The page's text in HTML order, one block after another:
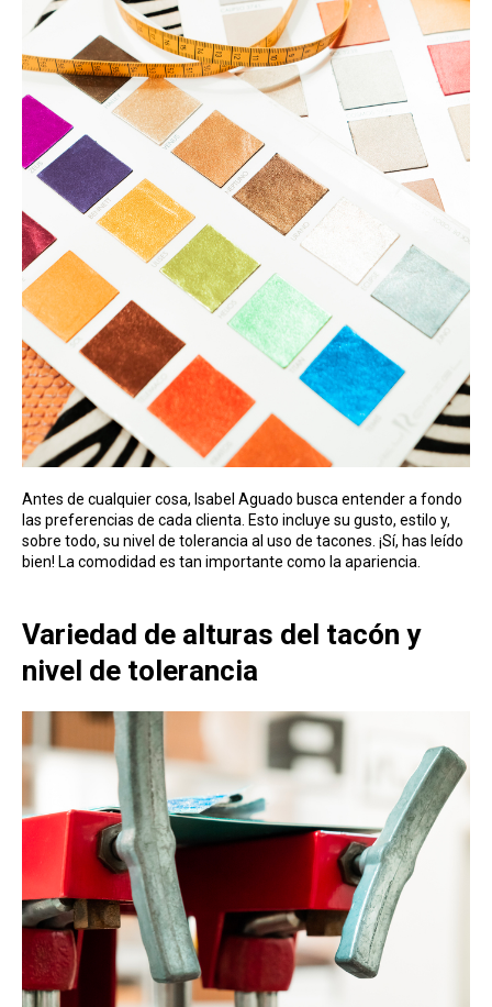
Antes de cualquier cosa, Isabel Aguado busca entender a fondo
las preferencias de cada clienta. Esto incluye su gusto, estilo y,
sobre todo, su nivel de tolerancia al uso de tacones. ¡Sí, has leído
bien! La comodidad es tan importante como la apariencia.
Variedad de alturas del tacón y
nivel de tolerancia